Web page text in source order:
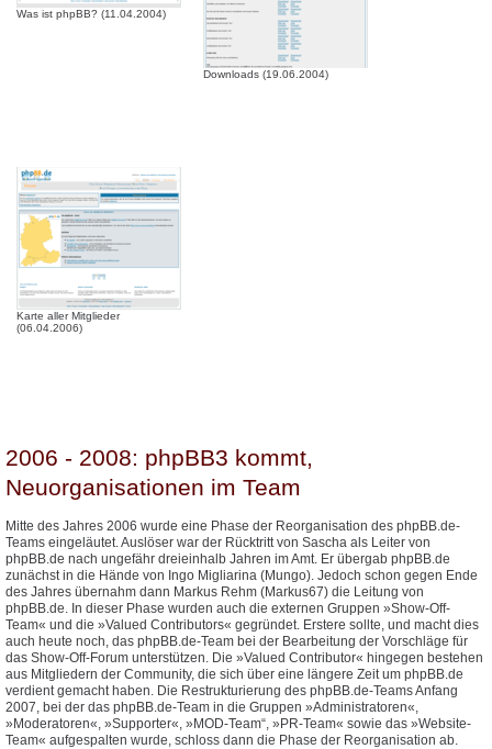
Was ist phpBB? (11.04.2004)
Downloads (19.06.2004)
Karte aller Mitglieder
(06.04.2006)
2006 - 2008: phpBB3 kommt,
Neuorganisationen im Team
Mitte des Jahres 2006 wurde eine Phase der Reorganisation des phpBB.de-
Teams eingeläutet. Auslöser war der Rücktritt von Sascha als Leiter von
phpBB.de nach ungefähr dreieinhalb Jahren im Amt. Er übergab phpBB.de
zunächst in die Hände von Ingo Migliarina (Mungo). Jedoch schon gegen Ende
des Jahres übernahm dann Markus Rehm (Markus67) die Leitung von
phpBB.de. In dieser Phase wurden auch die externen Gruppen »Show-Off-
Team« und die »Valued Contributors« gegründet. Erstere sollte, und macht dies
auch heute noch, das phpBB.de-Team bei der Bearbeitung der Vorschläge für
das Show-Off-Forum unterstützen. Die »Valued Contributor« hingegen bestehen
aus Mitgliedern der Community, die sich über eine längere Zeit um phpBB.de
verdient gemacht haben. Die Restrukturierung des phpBB.de-Teams Anfang
2007, bei der das phpBB.de-Team in die Gruppen »Administratoren«,
»Moderatoren«, »Supporter«, »MOD-Team“, »PR-Team« sowie das »Website-
Team« aufgespalten wurde, schloss dann die Phase der Reorganisation ab.